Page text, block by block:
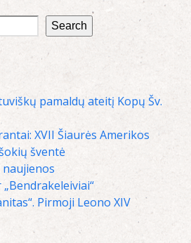
Search
pamaldų ateitį Kopų Šv.
XVII Šiaurės Amerikos
šventė
Pirmoji Leono XIV